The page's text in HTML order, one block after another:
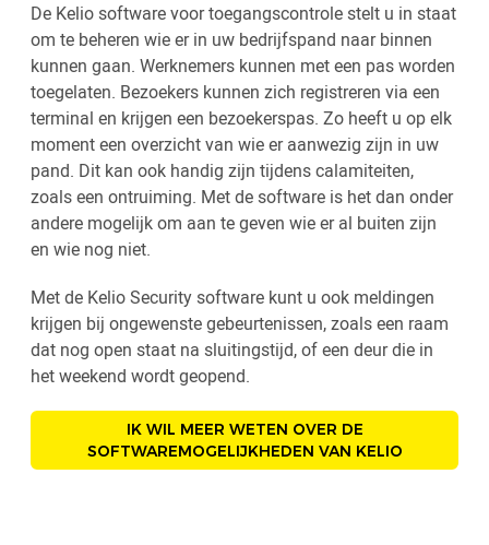
De Kelio software voor toegangscontrole stelt u in staat
om te beheren wie er in uw bedrijfspand naar binnen
kunnen gaan. Werknemers kunnen met een pas worden
toegelaten. Bezoekers kunnen zich registreren via een
terminal en krijgen een bezoekerspas. Zo heeft u op elk
moment een overzicht van wie er aanwezig zijn in uw
pand. Dit kan ook handig zijn tijdens calamiteiten,
zoals een ontruiming. Met de software is het dan onder
andere mogelijk om aan te geven wie er al buiten zijn
en wie nog niet.
Met de Kelio Security software kunt u ook meldingen
krijgen bij ongewenste gebeurtenissen, zoals een raam
dat nog open staat na sluitingstijd, of een deur die in
het weekend wordt geopend.
IK WIL MEER WETEN OVER DE
SOFTWAREMOGELIJKHEDEN VAN KELIO